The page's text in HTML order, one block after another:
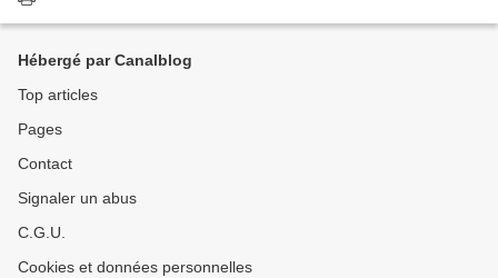
Hébergé par Canalblog
Top articles
Pages
Contact
Signaler un abus
C.G.U.
Cookies et données personnelles